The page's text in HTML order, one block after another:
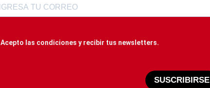
Acepto las condiciones y recibir tus newsletters.
SUSCRIBIRSE